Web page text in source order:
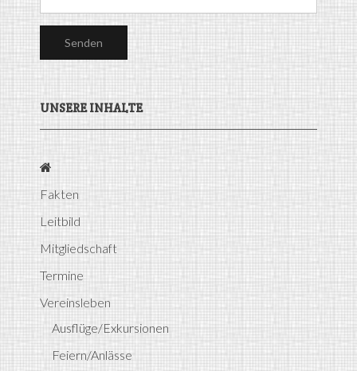
UNSERE INHALTE
Fakten
Leitbild
Mitgliedschaft
Termine
Vereinsleben
Ausflüge/Exkursionen
Feiern/Anlässe